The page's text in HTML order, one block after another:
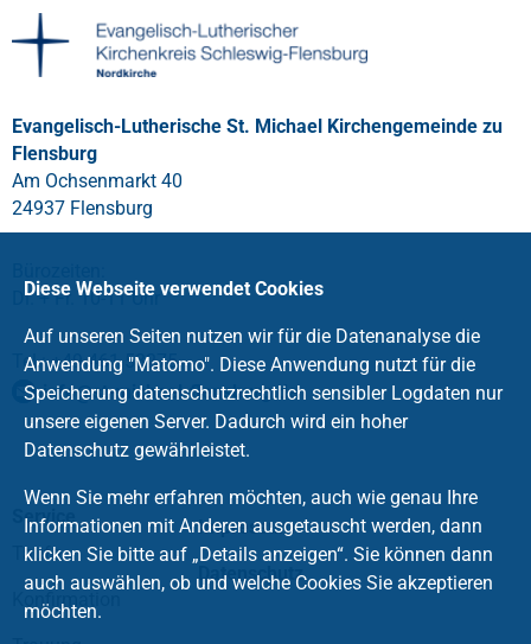
Evangelisch-Lutherische St. Michael Kirchengemeinde zu
Flensburg
Am Ochsenmarkt 40
24937 Flensburg
Di. + Fr. 10-11 Uhr
Tel.: +49 461 53275
info@st-michael-flensburg.de
Service
Taufe
Konfirmation
Impressum
Datenschutz
Diese Webseite verwendet Cookies
Auf unseren Seiten nutzen wir für die Datenanalyse die
Anwendung "Matomo". Diese Anwendung nutzt für die
Speicherung datenschutzrechtlich sensibler Logdaten nur
unsere eigenen Server. Dadurch wird ein hoher
Datenschutz gewährleistet.
Wenn Sie mehr erfahren möchten, auch wie genau Ihre
Informationen mit Anderen ausgetauscht werden, dann
klicken Sie bitte auf „Details anzeigen“. Sie können dann
auch auswählen, ob und welche Cookies Sie akzeptieren
möchten.